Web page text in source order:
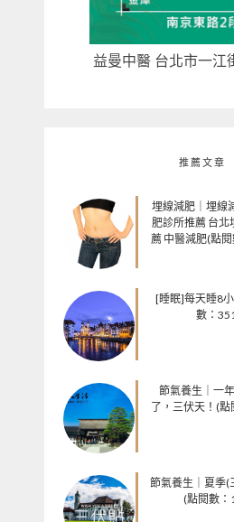
益曼中醫 台北市一
推薦文章
埋線減肥｜埋線
肥診所推薦 台北
薦 中醫減肥(點
[睡眠]每天睡8
數：
節氣養生｜一
了，三伏天！(
節氣養生｜夏季(
(點閱數：